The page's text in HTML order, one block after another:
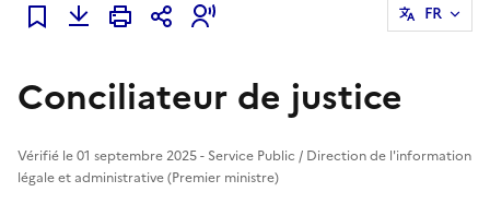
Ajouter à mes favoris
FR
Conciliateur de justice
Vérifié le 01 septembre 2025 - Service Public / Direction de l'information
légale et administrative (Premier ministre)